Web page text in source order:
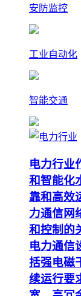
安防监控
工业自动化
智能交通
电力行业
和智能化
靠和高效
力通信网
和控制的
电力通信
括强电磁
续运行要